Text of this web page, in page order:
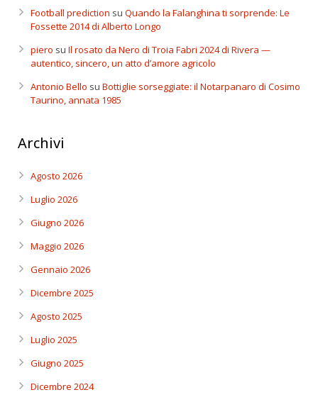
Football prediction su Quando la Falanghina ti sorprende: Le
Fossette 2014 di Alberto Longo
piero su Il rosato da Nero di Troia Fabri 2024 di Rivera —
autentico, sincero, un atto d’amore agricolo
Antonio Bello su Bottiglie sorseggiate: il Notarpanaro di Cosimo
Taurino, annata 1985
Archivi
Agosto 2026
Luglio 2026
Giugno 2026
Maggio 2026
Gennaio 2026
Dicembre 2025
Agosto 2025
Luglio 2025
Giugno 2025
Dicembre 2024